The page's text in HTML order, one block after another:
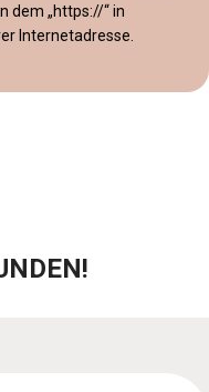
dem „https://“ in
Internetadresse.